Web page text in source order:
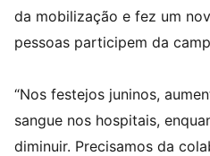
da mobilização e fez um
pessoas participem da
“Nos festejos juninos,
sangue nos hospitais,
diminuir. Precisamos da